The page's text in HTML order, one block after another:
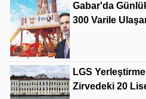
Gabar'da
300 Varile
LGS
Zirvedeki 20